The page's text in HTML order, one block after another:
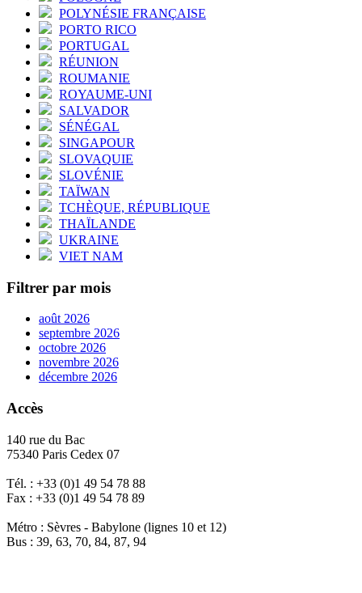
POLYNÉSIE FRANÇAISE
PORTO RICO
PORTUGAL
RÉUNION
ROUMANIE
ROYAUME-UNI
SALVADOR
SÉNÉGAL
SINGAPOUR
SLOVAQUIE
SLOVÉNIE
TAÏWAN
TCHÈQUE, RÉPUBLIQUE
THAÏLANDE
UKRAINE
VIET NAM
Filtrer par mois
août 2026
septembre 2026
octobre 2026
novembre 2026
décembre 2026
Accès
140 rue du Bac
75340 Paris Cedex 07
Tél. : +33 (0)1 49 54 78 88
Fax : +33 (0)1 49 54 78 89
Métro : Sèvres - Babylone (lignes 10 et 12)
Bus : 39, 63, 70, 84, 87, 94